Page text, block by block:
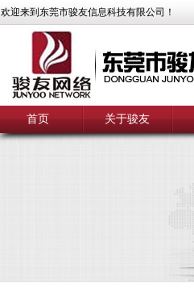
欢迎来到东莞市骏友信息科技有限公司！
首页 关于骏友